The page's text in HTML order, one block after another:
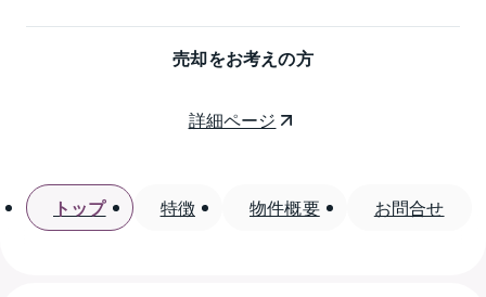
売却をお考えの方
詳細ページ
トップ 特徴 物件概要 お問合せ